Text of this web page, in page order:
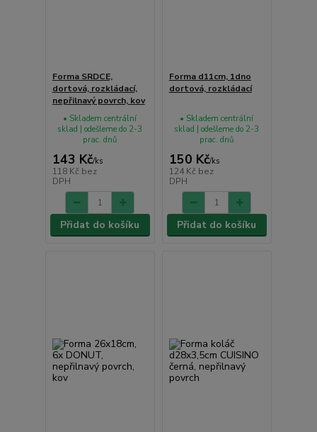
Forma SRDCE,
dortová, rozkládací,
nepřilnavý povrch, kov
143 Kč/ks
118 Kč bez
DPH
• Skladem centrální
sklad | odešleme do 2-3
prac. dnů
Přidat do košíku
Forma d11cm, 1dno
dortová, rozkládací
150 Kč/ks
124 Kč bez
DPH
• Skladem centrální
sklad | odešleme do 2-3
prac. dnů
Přidat do košíku